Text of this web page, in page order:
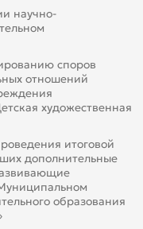
научно-
споров
отношений
художественная
итоговой
дополнительные
образования